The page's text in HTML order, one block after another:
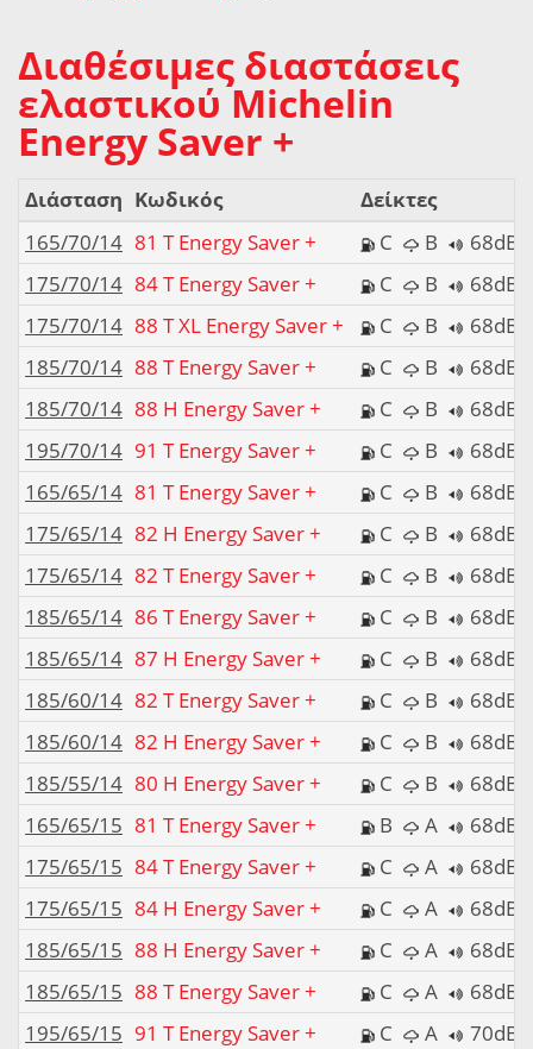
Διαθέσιμες διαστάσεις
ελαστικού Michelin
Energy Saver +
Διάσταση Κωδικός
Δείκτες
165/70/14 81 T Energy Saver + C B
68dB
175/70/14 84 T Energy Saver + C B
68dB
175/70/14 88 T XL Energy Saver + C B
68dB
185/70/14 88 T Energy Saver + C B
68dB
185/70/14 88 H Energy Saver + C B
68dB
195/70/14 91 T Energy Saver + C B
68dB
165/65/14 81 T Energy Saver + C B
68dB
175/65/14 82 H Energy Saver + C B
68dB
175/65/14 82 T Energy Saver + C B
68dB
185/65/14 86 T Energy Saver + C B
68dB
185/65/14 87 H Energy Saver + C B
68dB
185/60/14 82 T Energy Saver + C B
68dB
185/60/14 82 H Energy Saver + C B
68dB
185/55/14 80 H Energy Saver + C B
68dB
165/65/15 81 T Energy Saver + B A
68dB
175/65/15 84 T Energy Saver + C A
68dB
175/65/15 84 H Energy Saver + C A
68dB
185/65/15 88 H Energy Saver + C A
68dB
185/65/15 88 T Energy Saver + C A
68dB
195/65/15 91 T Energy Saver + C A
70dB